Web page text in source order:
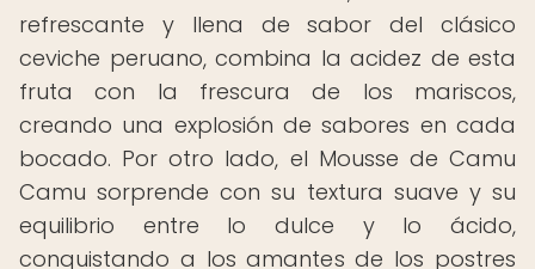
refrescante y llena de sabor del clásico
ceviche peruano, combina la acidez de esta
fruta con la frescura de los mariscos,
creando una explosión de sabores en cada
bocado. Por otro lado, el Mousse de Camu
Camu sorprende con su textura suave y su
equilibrio entre lo dulce y lo ácido,
conquistando a los amantes de los postres